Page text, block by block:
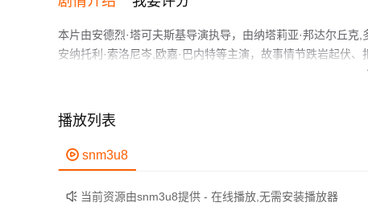
本片由安德烈·塔可夫斯基导演执导，由纳塔莉亚·邦达尔丘克
安纳托利·索洛尼岑,欧嘉·巴内特等主演，故事情节跌岩起伏
心理学家克里斯•凯尔文（Donatas Banionis 饰）在飞往索拉
莱•格陵柯Nikolai Grinko 饰）的面焚毁了自己的个人物品。
Sargsyan 饰）之死进行调查，却发现自己多年前已经去世的
站上的科学家们讨论该如何面对怪事，却发现原来每人都
年戛纳电影节评委会大奖和国际影评人协会大奖。
作为一部 上映的科幻电影，在当期同类题材影片中具有一定
鲜明，适合喜欢科幻类电影的观众观看。
播放列表
 snm3u8
 当前资源由snm3u8提供 - 在线播放,无需安装播放器